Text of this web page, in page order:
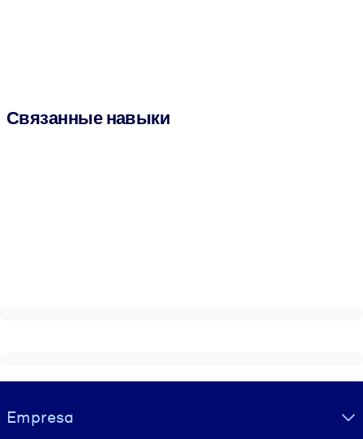
Связанные навыки
Visually hidden Text
Empresa